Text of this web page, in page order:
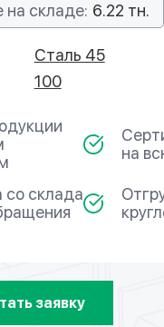
на складе: 6.22 тн.
Сталь 45
100
на
со склада
заявку